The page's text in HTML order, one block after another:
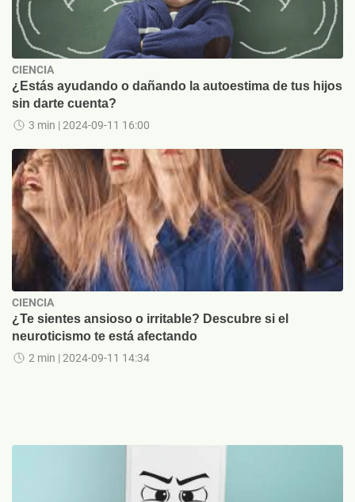
CIENCIA
¿Estás ayudando o dañando la autoestima de tus hijos
sin darte cuenta?
3 min | 2024-09-11 16:00
CIENCIA
¿Te sientes ansioso o irritable? Descubre si el
neuroticismo te está afectando
2 min | 2024-09-11 14:34